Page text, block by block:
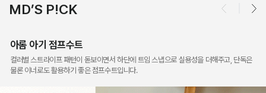
MD’S P!CK
아롬 아기 점프수트
컬러별 스트라이프 패턴이 돋보이면서 하단에 트임 스냅으로 실용성을 더해주고, 단독은
물론 이너로도 활용하기 좋은 점프수트입니다.